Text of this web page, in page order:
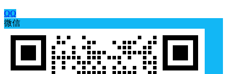
QQ
微信